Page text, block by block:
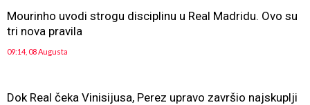
Mourinho uvodi strogu disciplinu u Real Madridu. Ovo su
tri nova pravila
09:14, 08 Augusta
Dok Real čeka Vinisijusa, Perez upravo završio najskuplji